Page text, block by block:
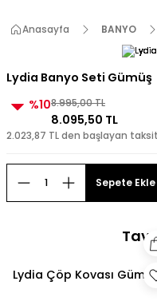
3000 TL ve Üzeri Alışverişlerde
3000 TL ve Üzeri Alışverişlerde
3000 TL ve Üzeri
Anasayfa BANYO
Lydia Banyo Seti Gümüş
%108.995,00 TL
8.095,50 TL
2.023,87 TL den başlayan
Sepete Ekle
Lydia Çöp Kovası